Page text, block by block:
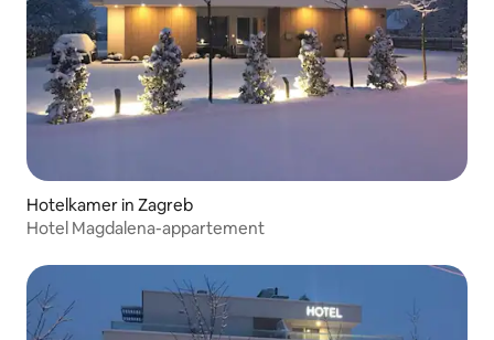
Hotelkamer in Zagreb
Hotel Magdalena-appartement